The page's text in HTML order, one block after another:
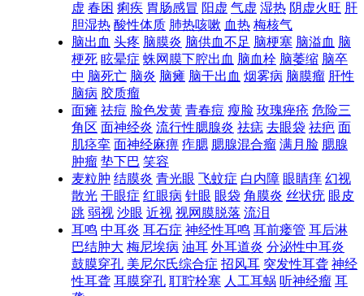
虚 春困 痢疾 胃肠感冒 阳虚 气虚 湿热 阴虚火旺 肝
胆湿热 酸性体质 肺热咳嗽 血热 梅核气
脑出血 头疼 脑膜炎 脑供血不足 脑梗塞 脑溢血 脑
梗死 眩晕症 蛛网膜下腔出血 脑血栓 脑萎缩 脑卒
中 脑死亡 脑炎 脑瘫 脑干出血 烟雾病 脑膜瘤 肝性
脑病 胶质瘤
面瘫 祛痘 脸色发黄 青春痘 瘦脸 玫瑰痤疮 危险三
角区 面神经炎 流行性腮腺炎 祛痣 去眼袋 祛疤 面
肌痉挛 面神经麻痹 痄腮 腮腺混合瘤 满月脸 腮腺
肿瘤 垫下巴 笑容
麦粒肿 结膜炎 青光眼 飞蚊症 白内障 眼睛痒 幻视
散光 干眼症 红眼病 针眼 眼袋 角膜炎 丝状疣 眼皮
跳 弱视 沙眼 近视 视网膜脱落 流泪
耳鸣 中耳炎 耳石症 神经性耳鸣 耳前瘘管 耳后淋
巴结肿大 梅尼埃病 油耳 外耳道炎 分泌性中耳炎
鼓膜穿孔 美尼尔氏综合症 招风耳 突发性耳聋 神经
性耳聋 耳膜穿孔 耵聍栓塞 人工耳蜗 听神经瘤 耳